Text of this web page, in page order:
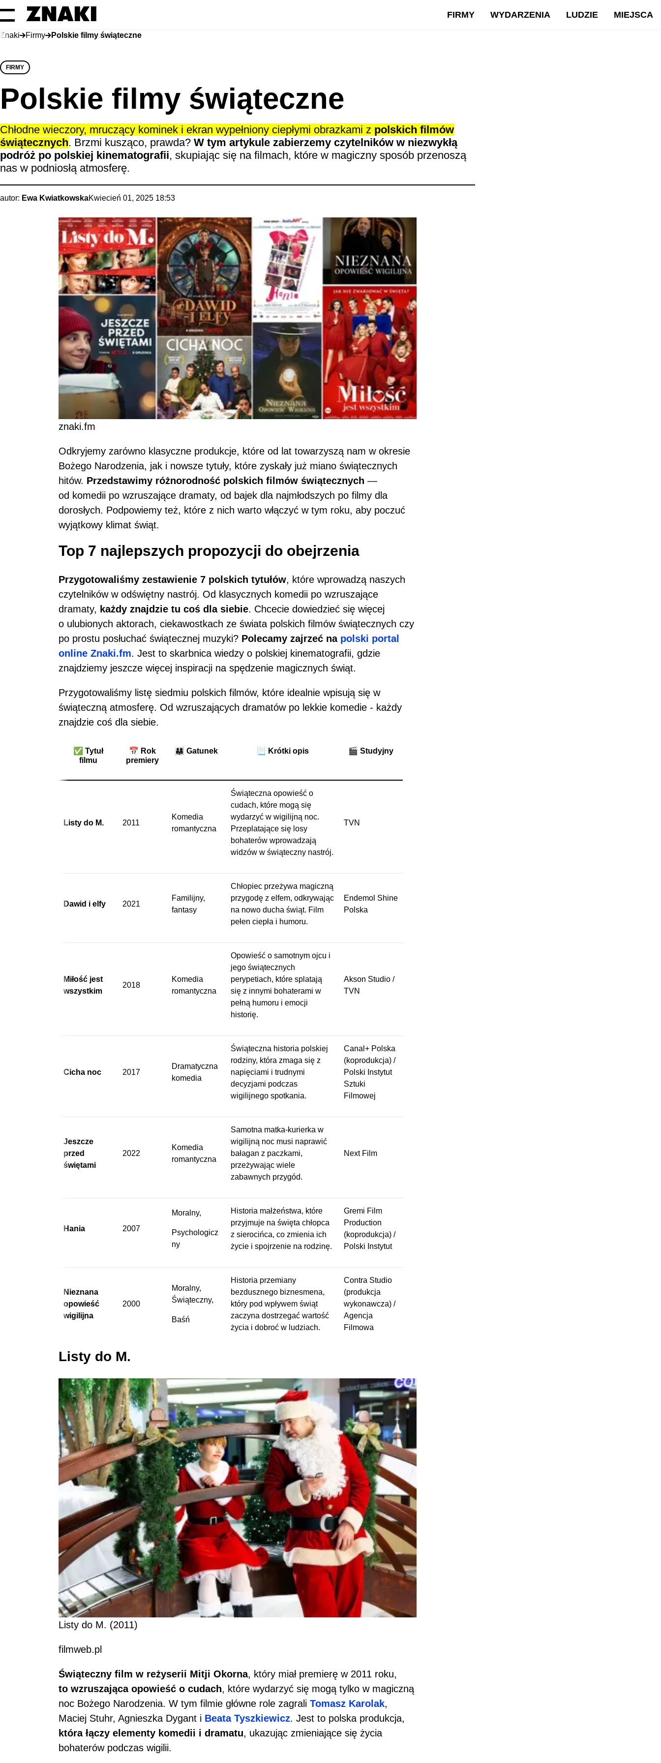
FIRMY WYDARZENIA LUDZIE MIEJSCA
Znaki Firmy Polskie filmy świąteczne
FIRMY
Polskie filmy świąteczne
Chłodne wieczory, mruczący kominek i ekran wypełniony ciepłymi obrazkami z polskich filmów
świątecznych. Brzmi kusząco, prawda? W tym artykule zabierzemy czytelników w niezwykłą
podróż po polskiej kinematografii, skupiając się na filmach, które w magiczny sposób przenoszą
nas w podniosłą atmosferę.
autor: Ewa KwiatkowskaKwiecień 01, 2025 18:53
znaki.fm
Odkryjemy zarówno klasyczne produkcje, które od lat towarzyszą nam w okresie
Bożego Narodzenia, jak i nowsze tytuły, które zyskały już miano świątecznych
hitów. Przedstawimy różnorodność polskich filmów świątecznych —
od komedii po wzruszające dramaty, od bajek dla najmłodszych po filmy dla
dorosłych. Podpowiemy też, które z nich warto włączyć w tym roku, aby poczuć
wyjątkowy klimat świąt.
Top 7 najlepszych propozycji do obejrzenia
Przygotowaliśmy zestawienie 7 polskich tytułów, które wprowadzą naszych
czytelników w odświętny nastrój. Od klasycznych komedii po wzruszające
dramaty, każdy znajdzie tu coś dla siebie. Chcecie dowiedzieć się więcej
o ulubionych aktorach, ciekawostkach ze świata polskich filmów świątecznych czy
po prostu posłuchać świątecznej muzyki? Polecamy zajrzeć na polski portal
online Znaki.fm. Jest to skarbnica wiedzy o polskiej kinematografii, gdzie
znajdziemy jeszcze więcej inspiracji na spędzenie magicznych świąt.
Przygotowaliśmy listę siedmiu polskich filmów, które idealnie wpisują się w
świąteczną atmosferę. Od wzruszających dramatów po lekkie komedie - każdy
znajdzie coś dla siebie.
✅ Tytuł
filmu
📅 Rok
premiery
👨‍👩‍👧 Gatunek 📃 Krótki opis 🎬 Studyjny
Listy do M. 2011
Komedia
romantyczna
Świąteczna opowieść o
cudach, które mogą się
wydarzyć w wigilijną noc.
Przeplatające się losy
bohaterów wprowadzają
widzów w świąteczny nastrój.
TVN
Dawid i elfy 2021
Familijny,
fantasy
Chłopiec przeżywa magiczną
przygodę z elfem, odkrywając
na nowo ducha świąt. Film
pełen ciepła i humoru.
Endemol Shine
Polska
Miłość jest
wszystkim
2018
Komedia
romantyczna
Opowieść o samotnym ojcu i
jego świątecznych
perypetiach, które splatają
się z innymi bohaterami w
pełną humoru i emocji
historię.
Akson Studio /
TVN
Cicha noc 2017
Dramatyczna
komedia
Świąteczna historia polskiej
rodziny, która zmaga się z
napięciami i trudnymi
decyzjami podczas
wigilijnego spotkania.
Canal+ Polska
(koprodukcja) /
Polski Instytut
Sztuki
Filmowej
Jeszcze
przed
świętami
2022
Komedia
romantyczna
Samotna matka-kurierka w
wigilijną noc musi naprawić
bałagan z paczkami,
przeżywając wiele
zabawnych przygód.
Next Film
Hania 2007
Moralny,
Psychologicz
ny
Historia małżeństwa, które
przyjmuje na święta chłopca
z sierocińca, co zmienia ich
życie i spojrzenie na rodzinę.
Gremi Film
Production
(koprodukcja) /
Polski Instytut
Nieznana
opowieść
wigilijna
2000
Moralny,
Świąteczny,
Baśń
Historia przemiany
bezdusznego biznesmena,
który pod wpływem świąt
zaczyna dostrzegać wartość
życia i dobroć w ludziach.
Contra Studio
(produkcja
wykonawcza) /
Agencja
Filmowa
Listy do M.
Listy do M. (2011)
filmweb.pl
Świąteczny film w reżyserii Mitji Okorna, który miał premierę w 2011 roku,
to wzruszająca opowieść o cudach, które wydarzyć się mogą tylko w magiczną
noc Bożego Narodzenia. W tym filmie główne role zagrali Tomasz Karolak,
Maciej Stuhr, Agnieszka Dygant i Beata Tyszkiewicz. Jest to polska produkcja,
która łączy elementy komedii i dramatu, ukazując zmieniające się życia
bohaterów podczas wigilii.